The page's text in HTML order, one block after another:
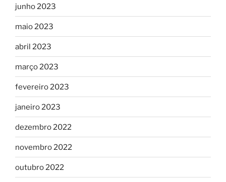
junho 2023
maio 2023
abril 2023
março 2023
fevereiro 2023
janeiro 2023
dezembro 2022
novembro 2022
outubro 2022